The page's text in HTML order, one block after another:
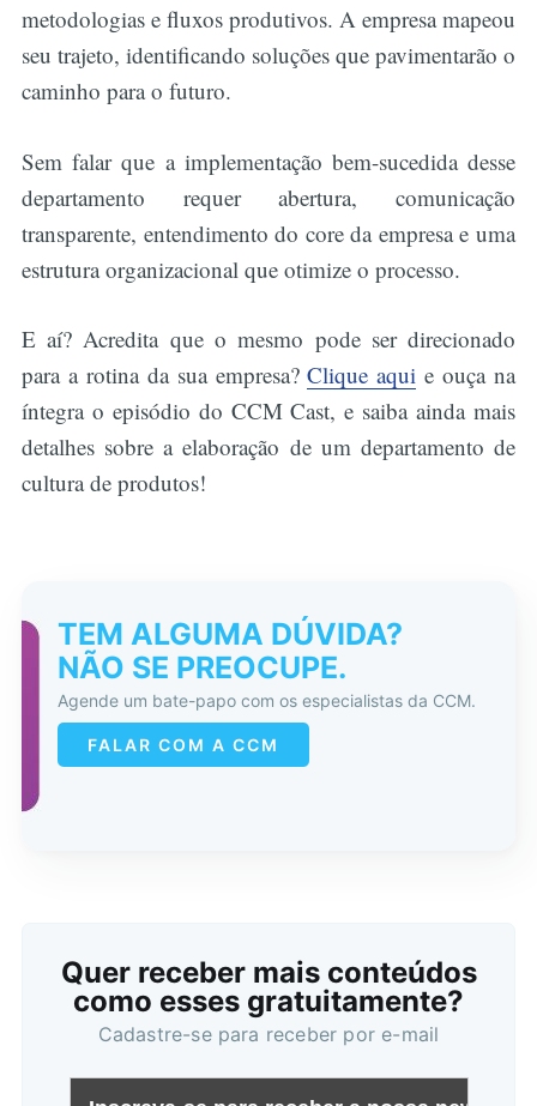
metodologias e fluxos produtivos. A empresa mapeou
seu trajeto, identificando soluções que pavimentarão o
caminho para o futuro.
Sem falar que a implementação bem-sucedida desse
departamento requer abertura, comunicação
transparente, entendimento do core da empresa e uma
estrutura organizacional que otimize o processo.
E aí? Acredita que o mesmo pode ser direcionado
para a rotina da sua empresa?Clique aqui e ouça na
íntegra o episódio do CCM Cast, e saiba ainda mais
detalhes sobre a elaboração de um departamento de
cultura de produtos!
TEM ALGUMA DÚVIDA?
NÃO SE PREOCUPE.
Agende um bate-papo com os especialistas da CCM.
FALAR COM A CCM
Quer receber mais conteúdos
como esses gratuitamente?
Cadastre-se para receber por e-mail